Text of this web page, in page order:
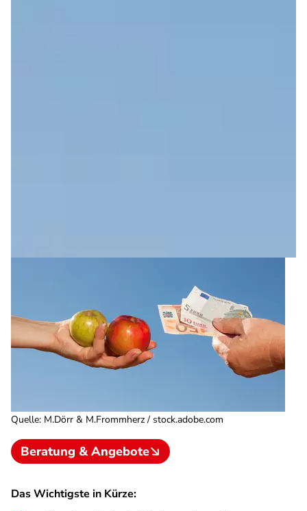
Quelle: M.Dörr & M.Frommherz / stock.adobe.com
Beratung & Angebote
Das Wichtigste in Kürze: